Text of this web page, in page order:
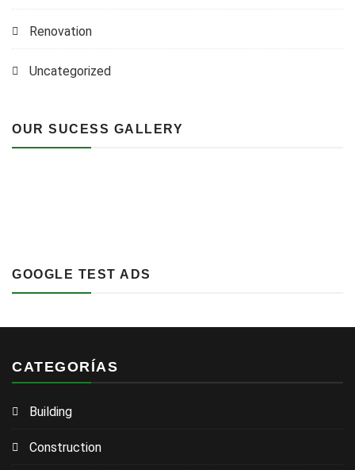
Renovation
Uncategorized
OUR SUCESS GALLERY
GOOGLE TEST ADS
CATEGORÍAS
Building
Construction